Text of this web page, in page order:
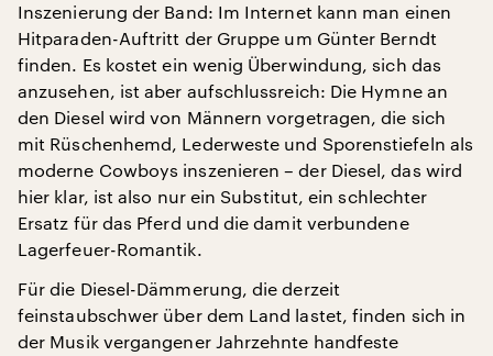
Inszenierung der Band: Im Internet kann man einen
Hitparaden-Auftritt der Gruppe um Günter Berndt
finden. Es kostet ein wenig Überwindung, sich das
anzusehen, ist aber aufschlussreich: Die Hymne an
den Diesel wird von Männern vorgetragen, die sich
mit Rüschenhemd, Lederweste und Sporenstiefeln als
moderne Cowboys inszenieren – der Diesel, das wird
hier klar, ist also nur ein Substitut, ein schlechter
Ersatz für das Pferd und die damit verbundene
Lagerfeuer-Romantik.
Für die Diesel-Dämmerung, die derzeit
feinstaubschwer über dem Land lastet, finden sich in
der Musik vergangener Jahrzehnte handfeste